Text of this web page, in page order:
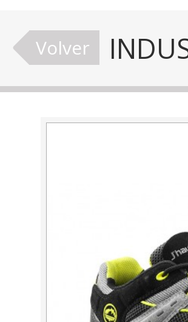
Volver